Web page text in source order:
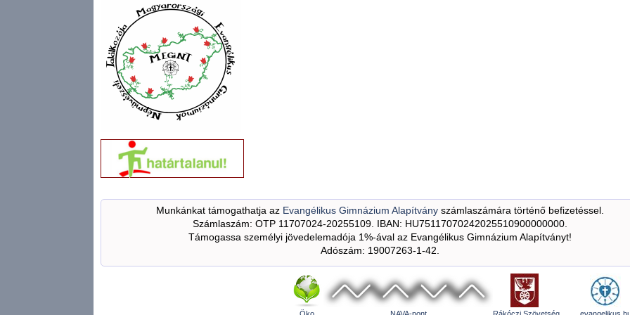
Munkánkat támogathatja az Evangélikus Gimnázium Alapítványszámlaszámára történő befizetéssel.
Számlaszám: OTP 11707024-20255109. IBAN: HU75117070242025510900000000.
Támogassa személyi jövedelemadója 1%-ával az Evangélikus Gimnázium Alapítványt!
Adószám: 19007263-1-42.